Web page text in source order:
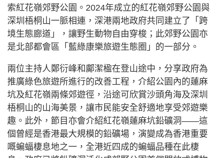
索紅花嶺郊野公園。2024年成立的紅花嶺郊野公園與
深圳梧桐山一脈相連，深港兩地政府共同建立了「跨
境生態廊道」，讓野生動物自由穿梭；此郊野公園亦
是北部都會區「藍綠康樂旅遊生態圈」的一部分。
兩位主持人鄭衍峰和鄺潔楹在登山途中，分享政府為
推廣綠色旅遊所進行的改善工程，介紹公園內的蓮麻
坑及紅花嶺兩條郊遊徑，沿途可欣賞沙頭角海及深圳
梧桐山的山海美景，讓市民能安全舒適地享受郊遊樂
趣。此外，節目亦會介紹紅花嶺蓮麻坑鉛礦洞——這
個曾經是香港最大規模的鉛礦場，演變成為香港重要
嘅蝙蝠棲息地之一，全港近四成的蝙蝠品種在此棲